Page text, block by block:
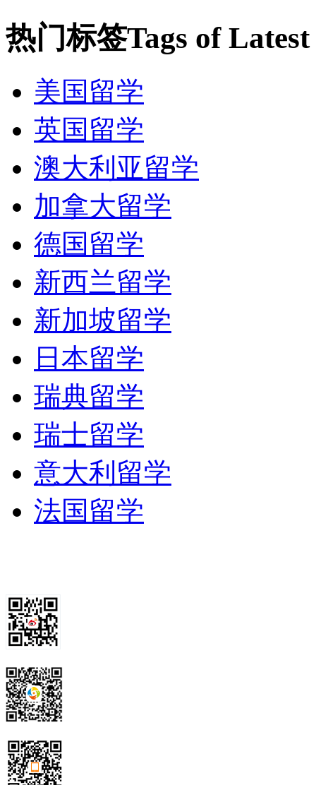
热门标签Tags of Latest
美国留学
英国留学
澳大利亚留学
加拿大留学
德国留学
新西兰留学
新加坡留学
日本留学
瑞典留学
瑞士留学
意大利留学
法国留学